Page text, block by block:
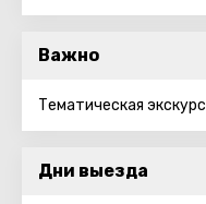
Важно
Тематическая
Дни выезда